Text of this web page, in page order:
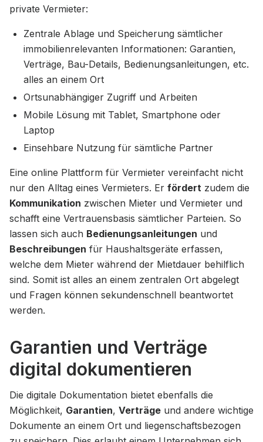
private Vermieter:
Zentrale Ablage und Speicherung sämtlicher
immobilienrelevanten Informationen: Garantien,
Verträge, Bau-Details, Bedienungsanleitungen, etc.
alles an einem Ort
Ortsunabhängiger Zugriff und Arbeiten
Mobile Lösung mit Tablet, Smartphone oder
Laptop
Einsehbare Nutzung für sämtliche Partner
Eine online Plattform für Vermieter vereinfacht nicht
nur den Alltag eines Vermieters. Er fördert zudem die
Kommunikation zwischen Mieter und Vermieter und
schafft eine Vertrauensbasis sämtlicher Parteien. So
lassen sich auch Bedienungsanleitungen und
Beschreibungen für Haushaltsgeräte erfassen,
welche dem Mieter während der Mietdauer behilflich
sind. Somit ist alles an einem zentralen Ort abgelegt
und Fragen können sekundenschnell beantwortet
werden.
Garantien und Verträge
digital dokumentieren
Die digitale Dokumentation bietet ebenfalls die
Möglichkeit, Garantien, Verträge und andere wichtige
Dokumente an einem Ort und liegenschaftsbezogen